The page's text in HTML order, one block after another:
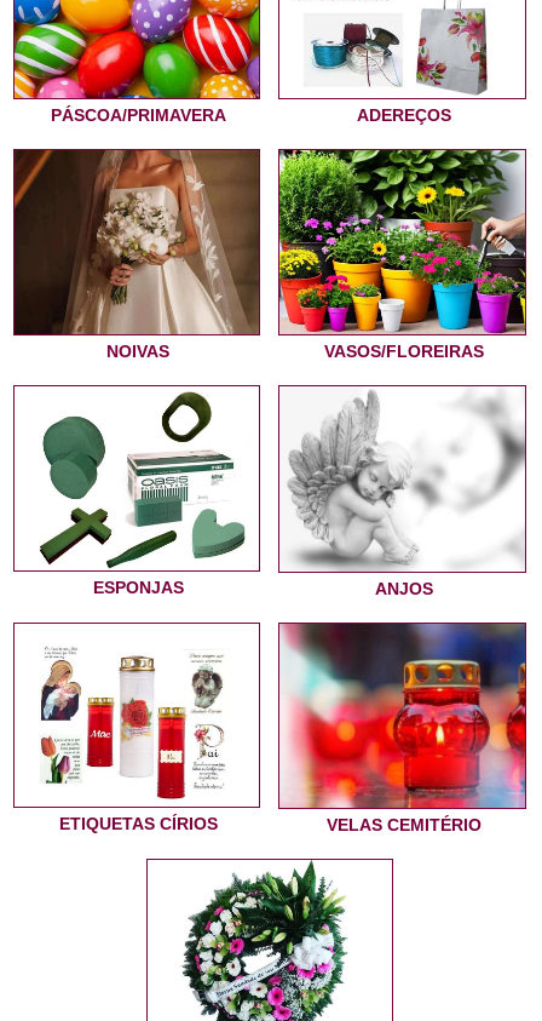
PÁSCOA/PRIMAVERA ADEREÇOS
NOIVAS VASOS/FLOREIRAS
ESPONJAS ANJOS
ETIQUETAS CÍRIOS VELAS CEMITÉRIO